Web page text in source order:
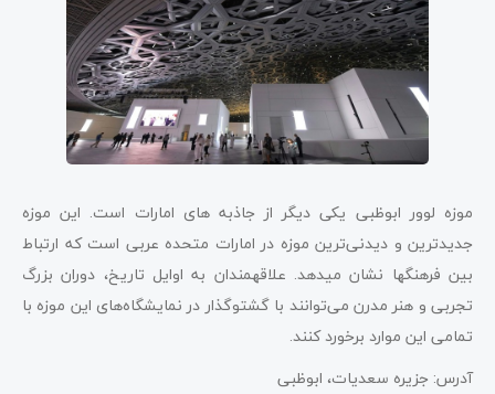
موزه لوور ابوظبی یکی ­دیگر از جاذبه های امارات است. این موزه
جدیدترین و دیدنی‌ترین موزه در امارات متحده عربی است که ارتباط
بین فرهنگ­ها نشان می­دهد. علاقه­مندان به اوایل تاریخ، دوران بزرگ
تجربی و هنر مدرن می‌­توانند با گشت­و­گذار در نمایشگاه‌­های این موزه با
تمامی این موارد برخورد کنند.
آدرس: جزیره سعدیات، ابوظبی